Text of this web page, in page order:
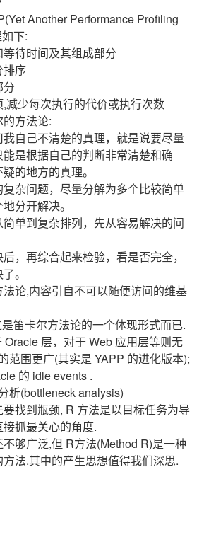
Another Performance Profiling
下:
待时间及其组成部分
序
少每次执行的代价或执行次数
方法论:
自己不清楚的真理，就是说要尽量
是根据自己的判断非常清楚和确
的地方的真理。
杂问题，尽量分解为多个比较简单
分开解决。
单到复杂排列，先从容易解决的问
再综合起来检验，看是否完全，
。
论,内容引自不可以随便访问的维基
卡尔方法论的一个体现形式而已.
层，对于 Web 应用层等则无
范围更广(其实是 YAPP 的进化版本);
的 idle events .
(bottleneck analysis)
到瓶颈, R 方法是以目标任务为导
抓最关心的角度.
广泛,但 R方法(Method R)是一种
法.其中的产生思想值得我们深思.